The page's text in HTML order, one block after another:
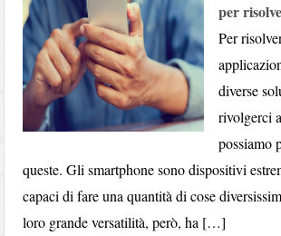
per
Per
diverse
rivolgerci
possiamo
queste. Gli smartphone sono dispositivi
capaci di fare una quantità di cose
loro grande versatilità, però, ha […]